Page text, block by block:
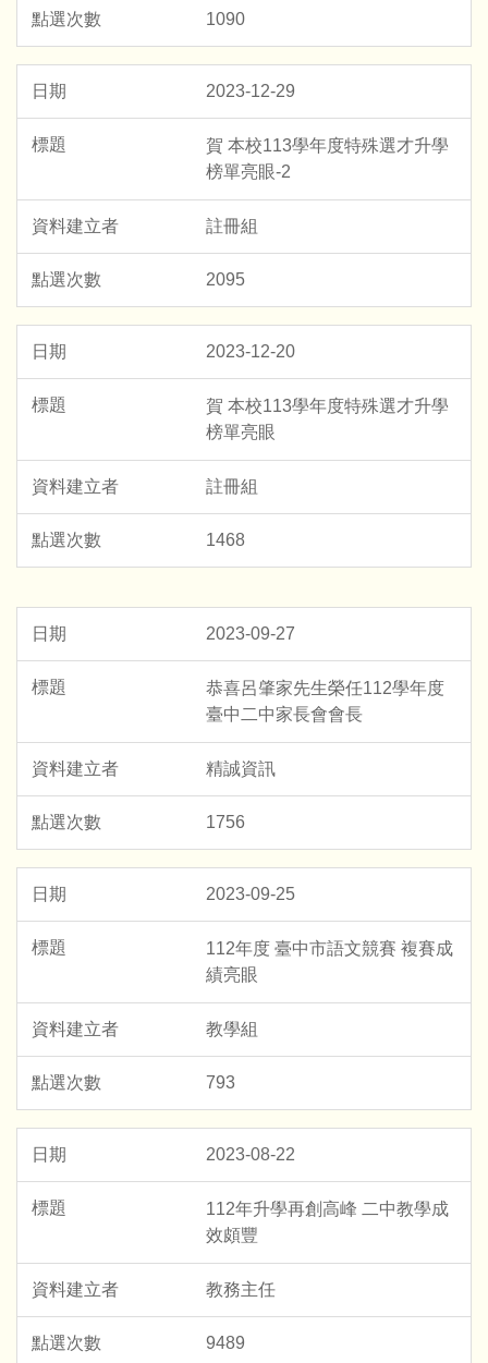
1090
2023-12-29
賀 本校113學年度特殊選才升學
榜單亮眼-2
註冊組
2095
2023-12-20
賀 本校113學年度特殊選才升學
榜單亮眼
註冊組
1468
2023-09-27
恭喜呂肇家先生榮任112學年度
臺中二中家長會會長
精誠資訊
1756
2023-09-25
112年度 臺中市語文競賽 複賽成
績亮眼
教學組
793
2023-08-22
112年升學再創高峰 二中教學成
效頗豐
教務主任
9489